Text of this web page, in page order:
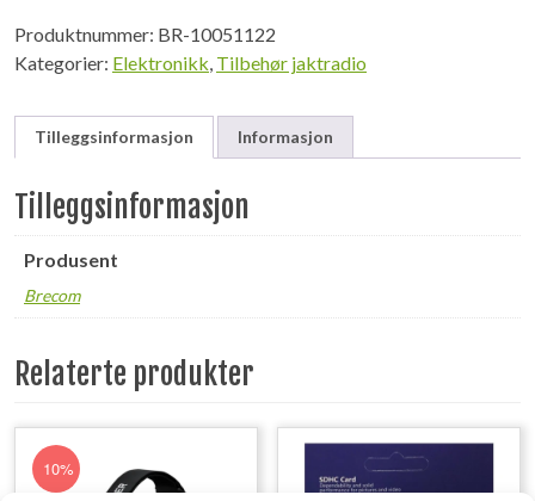
Produktnummer: BR-10051122
Kategorier: Elektronikk, Tilbehør jaktradio
Tilleggsinformasjon Informasjon
Tilleggsinformasjon
Produsent
Brecom
Relaterte produkter
10%